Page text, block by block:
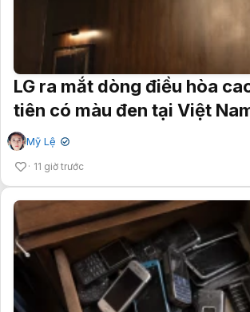
LG ra mắt dòng điều hòa
tiên có màu đen tại Việt
Mỹ Lệ ✔
11 giờ trước